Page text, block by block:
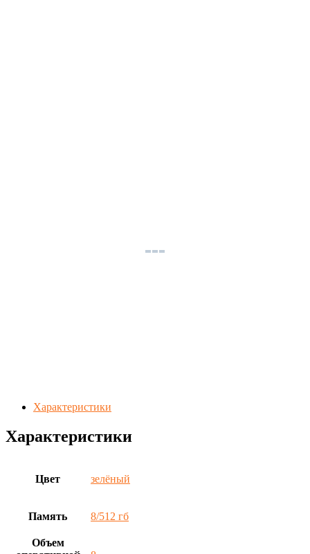
Характеристики
Характеристики
Цвет зелёный
Память 8/512 гб
Объем